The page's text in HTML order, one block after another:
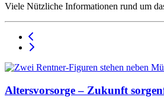
Viele Nützliche Informationen rund um
Altersvorsorge – Zukunft